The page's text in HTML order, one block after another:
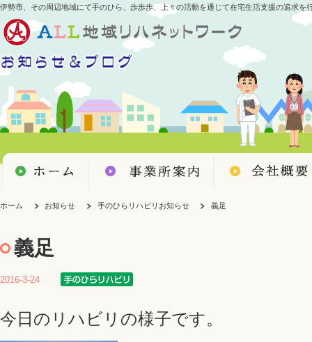
伊勢市、その周辺地域にて手のひら、歩歩歩、上々の活動を通じて在宅生活支援の追求を
ホーム お知らせ 手のひらリハビリお知らせ 義足
義足
2016-3-24
今日のリハビリの様子です。